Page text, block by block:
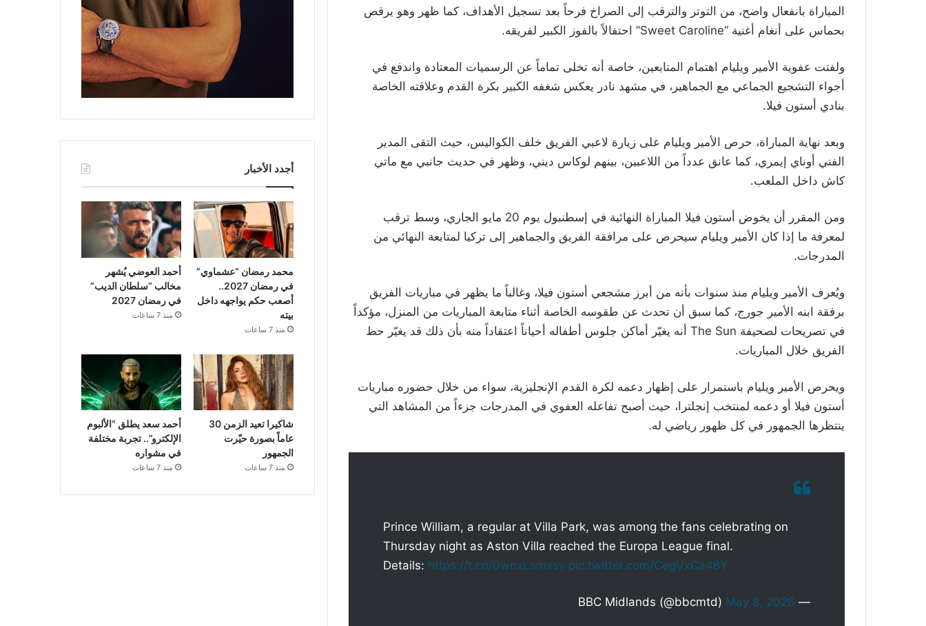
المباراة بانفعال واضح، من التوتر والترقب إلى الصراخ فرحاً بعد تسجيل الأهداف، كما ظهر وهو يرقص
بحماس على أنغام أغنية “Sweet Caroline” احتفالاً بالفوز الكبير لفريقه.
ولفتت عفوية الأمير ويليام اهتمام المتابعين، خاصة أنه تخلى تماماً عن الرسميات المعتادة واندفع في
أجواء التشجيع الجماعي مع الجماهير، في مشهد نادر يعكس شغفه الكبير بكرة القدم وعلاقته الخاصة
بنادي أستون فيلا.
وبعد نهاية المباراة، حرص الأمير ويليام على زيارة لاعبي الفريق خلف الكواليس، حيث التقى المدير
الفني أوناي إيمري، كما عانق عدداً من اللاعبين، بينهم لوكاس ديني، وظهر في حديث جانبي مع ماتي
كاش داخل الملعب.
ومن المقرر أن يخوض أستون فيلا المباراة النهائية في إسطنبول يوم 20 مايو الجاري، وسط ترقب
لمعرفة ما إذا كان الأمير ويليام سيحرص على مرافقة الفريق والجماهير إلى تركيا لمتابعة النهائي من
المدرجات.
ويُعرف الأمير ويليام منذ سنوات بأنه من أبرز مشجعي أستون فيلا، وغالباً ما يظهر في مباريات الفريق
برفقة ابنه الأمير جورج، كما سبق أن تحدث عن طقوسه الخاصة أثناء متابعة المباريات من المنزل، مؤكداً
في تصريحات لصحيفة The Sun أنه يغيّر أماكن جلوس أطفاله أحياناً اعتقاداً منه بأن ذلك قد يغيّر حظ
الفريق خلال المباريات.
ويحرص الأمير ويليام باستمرار على إظهار دعمه لكرة القدم الإنجليزية، سواء من خلال حضوره مباريات
أستون فيلا أو دعمه لمنتخب إنجلترا، حيث أصبح تفاعله العفوي في المدرجات جزءاً من المشاهد التي
ينتظرها الجمهور في كل ظهور رياضي له.
Prince William, a regular at Villa Park, was among the fans celebrating on
Thursday night as Aston Villa reached the Europa League final.
Details: https://t.co/0wnxLsmxsy pic.twitter.com/CegVxCa48Y
— BBC Midlands (@bbcmtd)
May 8, 2026
أجدد الأخبار
محمد رمضان “عشماوي”
في رمضان 2027..
أصعب حكم يواجهه داخل
بيته
منذ 7 ساعات
أحمد العوضي يُشهر
مخالب “سلطان الديب”
في رمضان 2027
منذ 7 ساعات
شاكيرا تعيد الزمن 30
عاماً بصورة حيّرت
الجمهور
منذ 7 ساعات
أحمد سعد يطلق “الألبوم
الإلكترو”.. تجربة مختلفة
في مشواره
منذ 7 ساعات